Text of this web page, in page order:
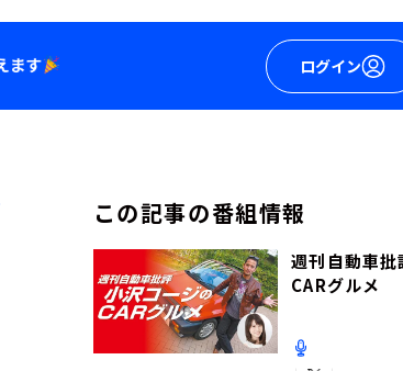
ログイン
この記事の番組情報
週刊自動車批
CARグルメ